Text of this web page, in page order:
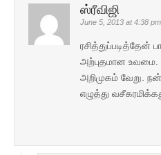
ஸ்ரீவிஜி
June 5, 2013 at 4:38 pm
ரசித்துப்படித்தேன்
அற்புதமான உவமை.
அறிமுகம் வேறு.
எழுத்து